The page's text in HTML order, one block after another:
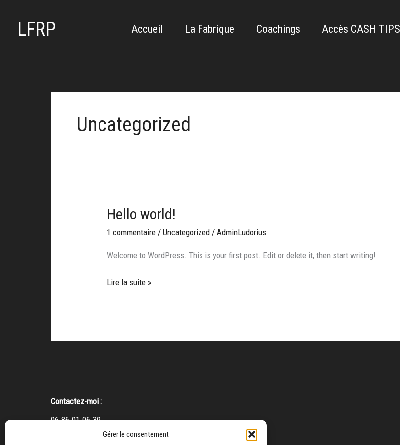
Gérer le consentement
contenuLFRP Accueil La Fabrique Coachings Accès CASH TIPS
Uncategorized
Hello world!
1 commentaire /Uncategorized /AdminLudorius
Welcome to WordPress. This is your first post. Edit or delete it, then start writing!
Hello
Lire la suite »
Contactez-moi :
06.86.01.06.39
31 Chemin de la Porquerie, 59138 Pont-sur-Sambre